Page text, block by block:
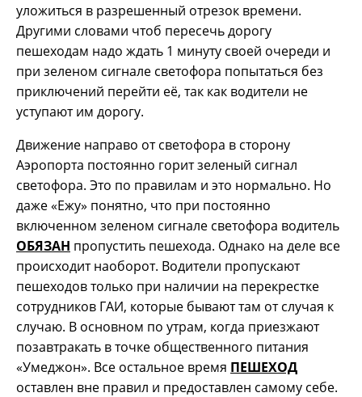
уложиться в разрешенный отрезок времени.
Другими словами чтоб пересечь дорогу
пешеходам надо ждать 1 минуту своей очереди и
при зеленом сигнале светофора попытаться без
приключений перейти её, так как водители не
уступают им дорогу.
Движение направо от светофора в сторону
Аэропорта постоянно горит зеленый сигнал
светофора. Это по правилам и это нормально. Но
даже «Ежу» понятно, что при постоянно
включенном зеленом сигнале светофора водитель
ОБЯЗАН пропустить пешехода. Однако на деле все
происходит наоборот. Водители пропускают
пешеходов только при наличии на перекрестке
сотрудников ГАИ, которые бывают там от случая к
случаю. В основном по утрам, когда приезжают
позавтракать в точке общественного питания
«Умеджон». Все остальное время ПЕШЕХОД
оставлен вне правил и предоставлен самому себе.